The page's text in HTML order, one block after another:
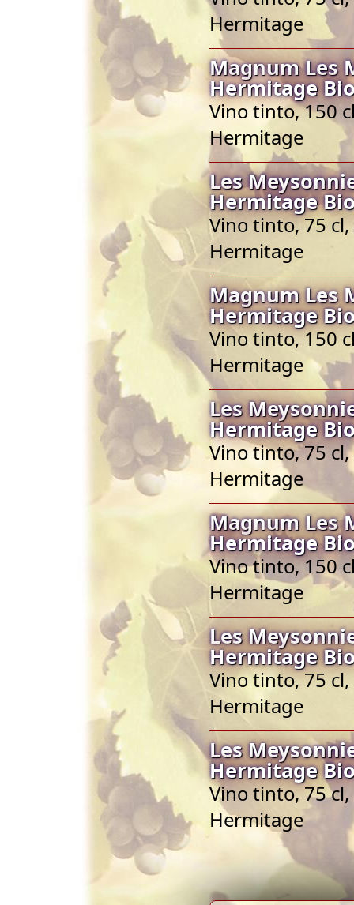
Hermitage
Magnum Les
Hermitage
Vino tinto, 150
Hermitage
Les
Hermitage
Vino tinto, 75 cl,
Hermitage
Magnum Les
Hermitage
Vino tinto, 150
Hermitage
Les
Hermitage
Vino tinto, 75 cl,
Hermitage
Magnum Les
Hermitage
Vino tinto, 150
Hermitage
Les
Hermitage
Vino tinto, 75 cl,
Hermitage
Les
Hermitage
Vino tinto, 75 cl,
Hermitage